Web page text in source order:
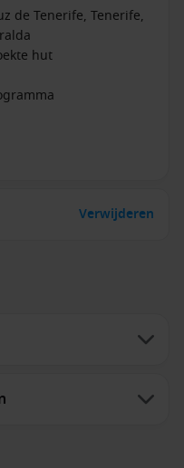
de Tenerife, Tenerife,
hut
Verwijderen